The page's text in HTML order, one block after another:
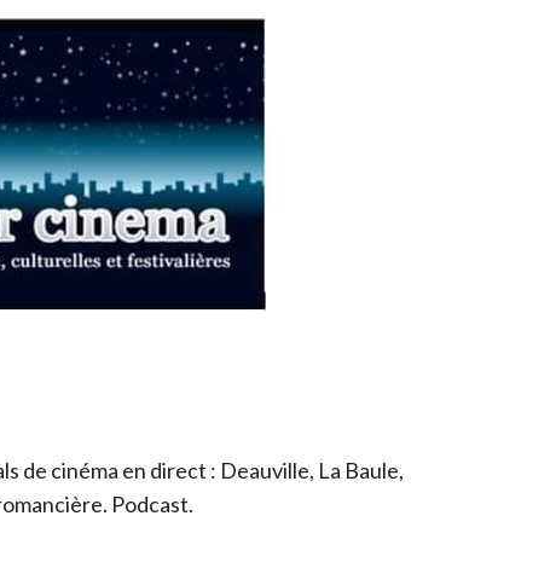
de cinéma en direct : Deauville, La Baule,
Podcast.